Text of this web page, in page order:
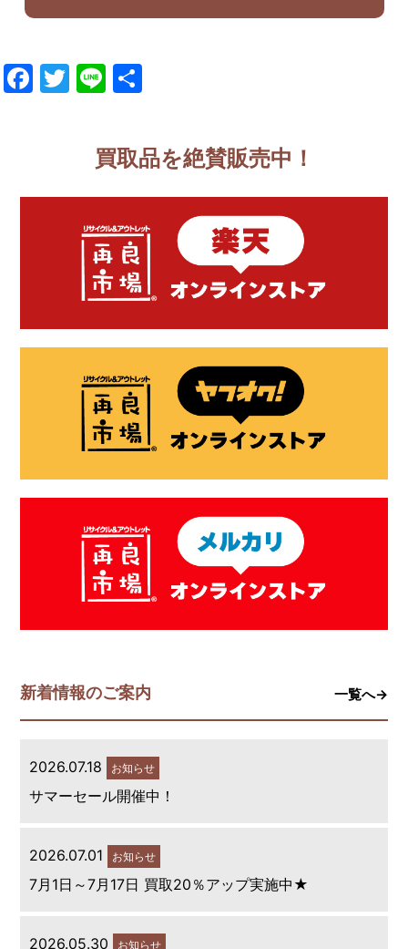
Facebook
Twitter
Line
買取品を絶賛販売中！
新着情報のご案内 一覧へ→
2026.07.18 お知らせ
サマーセール開催中！
2026.07.01 お知らせ
7月1日～7月17日 買取20％アップ実施中★
2026.05.30 お知らせ